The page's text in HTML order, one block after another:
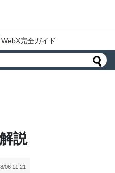
WebX完全ガイド
説
06 11:21